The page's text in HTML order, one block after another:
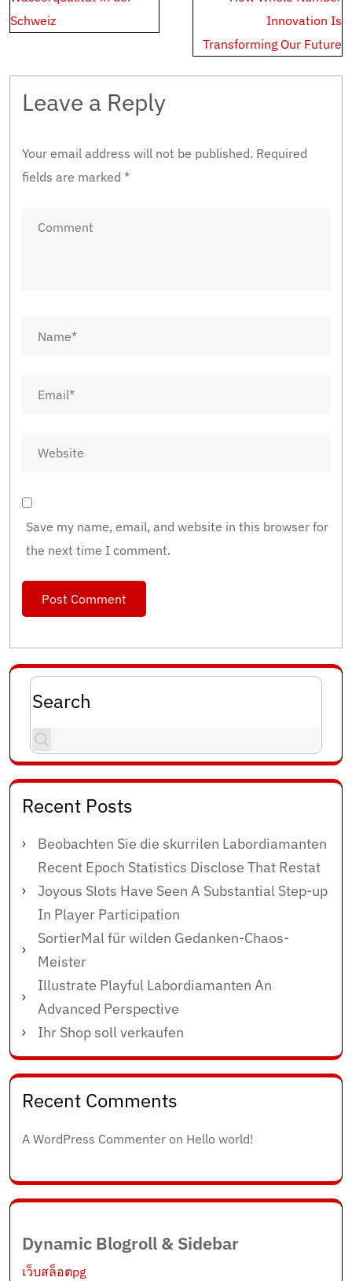
Schweiz
Innovation Is
Transforming Our Future
Leave a Reply
Your email address will not be published. Required
fields are marked *
Save my name, email, and website in this browser for
the next time I comment.
Search
Recent Posts
Beobachten Sie die skurrilen Labordiamanten
Recent Epoch Statistics Disclose That Restat
Joyous Slots Have Seen A Substantial Step-up
In Player Participation
SortierMal für wilden Gedanken-Chaos-
Meister
Illustrate Playful Labordiamanten An
Advanced Perspective
Ihr Shop soll verkaufen
Recent Comments
A WordPress Commenter on Hello world!
Dynamic Blogroll & Sidebar
เว็บสล็อตpg